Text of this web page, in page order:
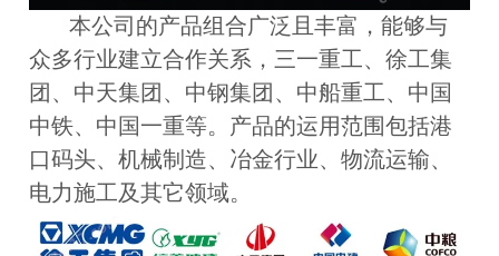
本公司的产品组合广泛且丰富，能够与
众多行业建立合作关系，三一重工、徐工集
团、中天集团、中钢集团、中船重工、中国
中铁、中国一重等。产品的运用范围包括港
口码头、机械制造、冶金行业、物流运输、
电力施工及其它领域。